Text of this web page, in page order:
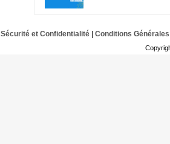
Sécurité et Confidentialité| Conditions Générales